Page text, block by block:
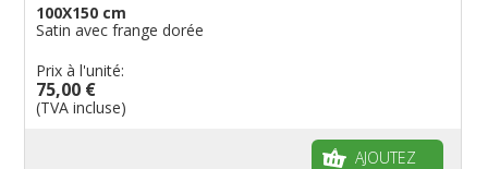
100X150 cm
Satin avec frange dorée
Prix à l'unité:
75,00 €
(TVA incluse)
AJOUTEZ